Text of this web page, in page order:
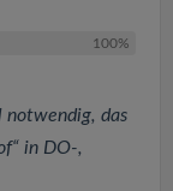
100%
notwendig, das
in DO-,